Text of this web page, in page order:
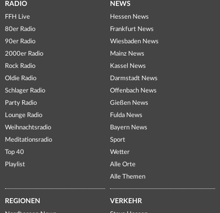
RADIO
FFH Live
80er Radio
90er Radio
2000er Radio
Rock Radio
Oldie Radio
Schlager Radio
Party Radio
Lounge Radio
Weihnachtsradio
Meditationsradio
Top 40
Playlist
NEWS
Hessen News
Frankfurt News
Wiesbaden News
Mainz News
Kassel News
Darmstadt News
Offenbach News
Gießen News
Fulda News
Bayern News
Sport
Wetter
Alle Orte
Alle Themen
REGIONEN VERKEHR